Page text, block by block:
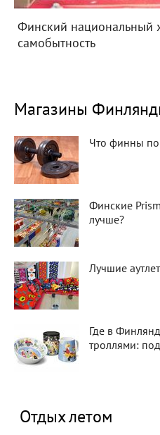
Финский национальный
самобытность
Магазины
Что финны
Финские
лучше?
Лучшие
Где в
троллями:
Отдых летом